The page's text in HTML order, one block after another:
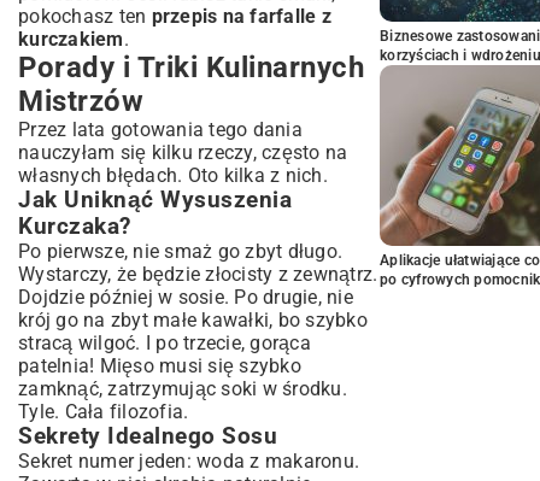
pokochasz ten przepis na farfalle z
kurczakiem.
Porady i Triki Kulinarnych
Mistrzów
Przez lata gotowania tego dania
nauczyłam się kilku rzeczy, często na
własnych błędach. Oto kilka z nich.
Jak Uniknąć Wysuszenia
Kurczaka?
Po pierwsze, nie smaż go zbyt długo.
Wystarczy, że będzie złocisty z zewnątrz.
Dojdzie później w sosie. Po drugie, nie
krój go na zbyt małe kawałki, bo szybko
stracą wilgoć. I po trzecie, gorąca
patelnia! Mięso musi się szybko
zamknąć, zatrzymując soki w środku.
Tyle. Cała filozofia.
Sekrety Idealnego Sosu
Sekret numer jeden: woda z makaronu.
Biznesowe
korzyściach i wdrożeniu
Aplikacje ułatwiające
po cyfrowych